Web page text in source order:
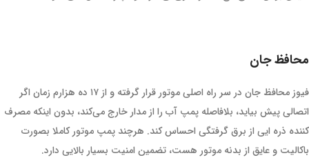
محافظ جان
فیوز محافظ جان در سر راه اصلی موتور قرار گرفته و از ۱۷ ده هزارم زمان اگر
اتصالی پیش بیاید، بلافاصله پمپ آب را از مدار خارج می‌کند، بدون اینکه مصرف
کننده ذره ایی از برق گرفتگی احساس کند. هرچند پمپ موتور کاملا بصورت
باکالیت و عایق از بدنه موتور هست، تضمین امنیت بسیار بالایی دارد.